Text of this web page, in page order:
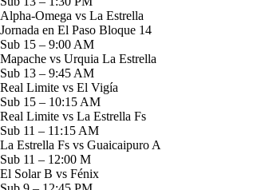
Alpha-Omega vs La Estrella
Jornada en El Paso Bloque 14
Sub 15 – 9:00 AM
Mapache vs Urquia La Estrella
Sub 13 – 9:45 AM
Real Limite vs El Vigía
Sub 15 – 10:15 AM
Real Limite vs La Estrella Fs
Sub 11 – 11:15 AM
La Estrella Fs vs Guaicaipuro A
Sub 11 – 12:00 M
El Solar B vs Fénix